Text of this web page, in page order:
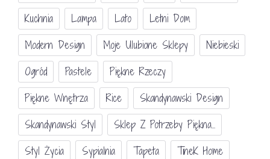
Kuchnia
Lampa Lato
Letni Dom
Modern Design
Moje Ulubione Sklepy
Niebieski
Ogród
Pastele
Piękne Rzeczy
Piękne Wnętrza
Rice
Skandynawski Design
Skandynawski Styl
Sklep Z Potrzeby Piękna...
Styl Życia
Sypialnia Tapeta
TineK Home